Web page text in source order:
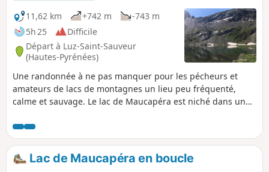
11,62 km
+742 m
-743 m
5h 25
Difficile
Départ à Luz-Saint-Sauveur
(Hautes-Pyrénées)
Une randonnée à ne pas manquer pour les pécheurs et
amateurs de lacs de montagnes un lieu peu fréquenté,
calme et sauvage. Le lac de Maucapéra est niché dans une
Cumadiére 2623m et de Lettious 2589m.
Lac de Maucapéra en boucle